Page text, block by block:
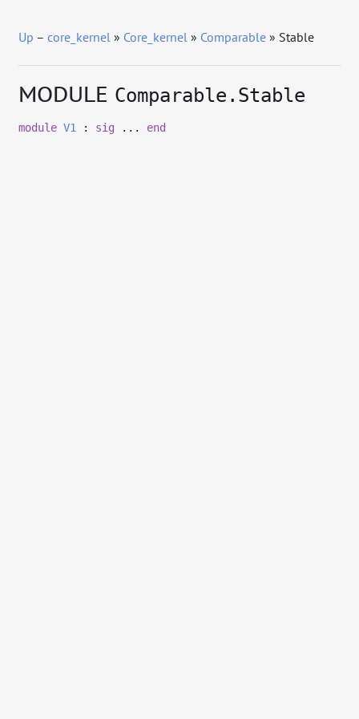
Up –core_kernel » Core_kernel » Comparable » Stable
MODULE Comparable.Stable
module V1 : sig ... end